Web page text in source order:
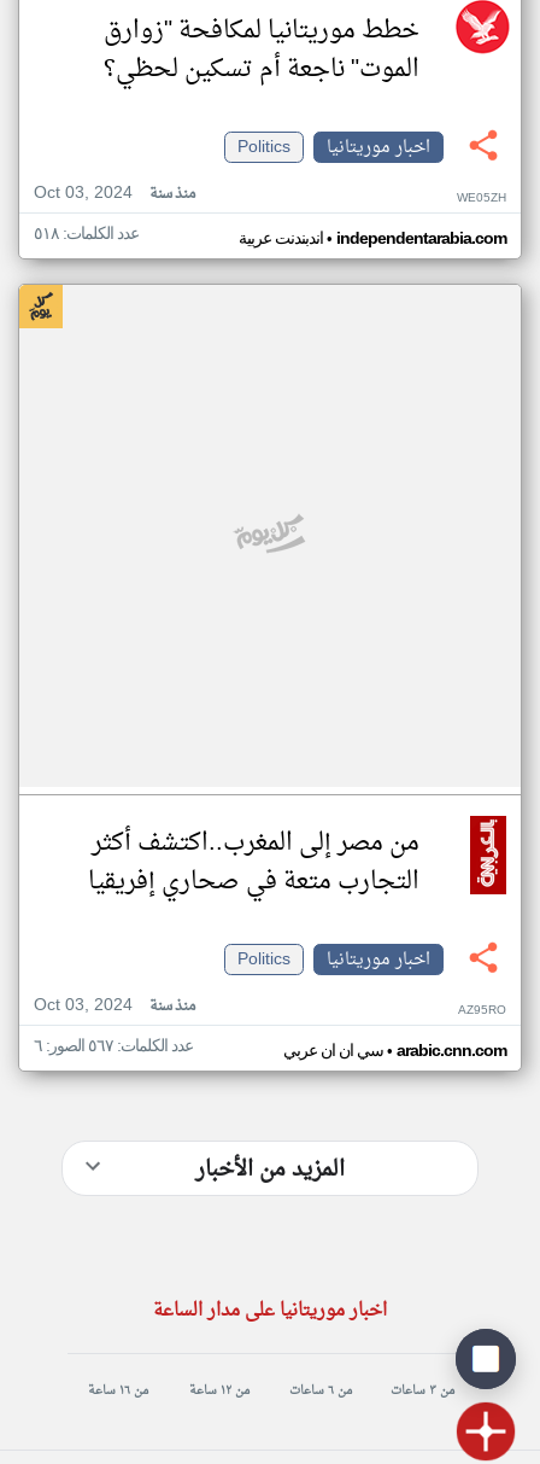
خطط موريتانيا لمكافحة "زوارق
الموت" ناجعة أم تسكين لحظي؟
اخبار موريتانيا
Politics
Oct 03, 2024
منذ سنة WE05ZH
اندبندنت عربية• independentarabia.com عدد الكلمات: ٥١٨
من مصر إلى المغرب..اكتشف أكثر
التجارب متعة في صحاري إفريقيا
اخبار موريتانيا
Politics
Oct 03, 2024
منذ سنة AZ95RO
سي ان ان عربي• arabic.cnn.com عدد الكلمات: ٥٦٧ الصور: ٦
المزيد من الأخبار
اخبار موريتانيا على مدار الساعة
من ٣ ساعات من ٦ ساعات من ١٢ ساعة من ١٦ ساعة